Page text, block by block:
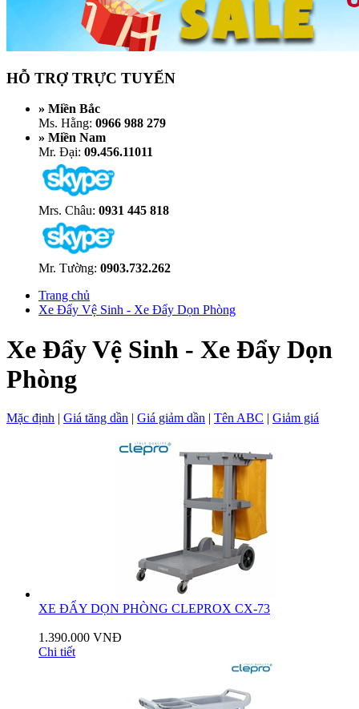
HỖ TRỢ TRỰC TUYẾN
» Miền Bắc
Ms. Hằng: 0966 988 279
» Miền Nam
Mr. Đại: 09.456.11011
Mrs. Châu: 0931 445 818
Mr. Tường: 0903.732.262
Trang chủ
Xe Đẩy Vệ Sinh - Xe Đẩy Dọn Phòng
Xe Đẩy Vệ Sinh - Xe Đẩy Dọn
Phòng
Mặc định | Giá tăng dần | Giá giảm dần | Tên ABC | Giảm giá
XE ĐẨY DỌN PHÒNG CLEPROX CX-73
1.390.000 VNĐ
Chi tiết